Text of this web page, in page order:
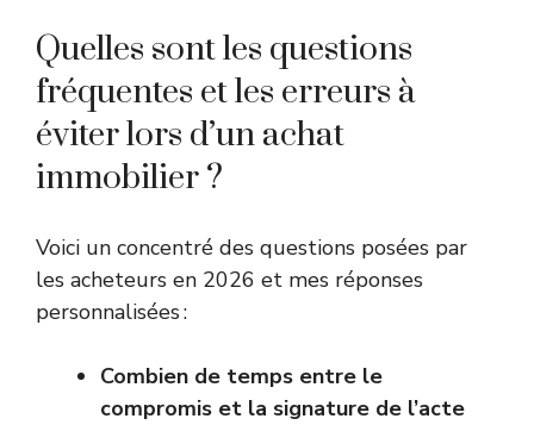
Quelles sont les questions
fréquentes et les erreurs à
éviter lors d’un achat
immobilier ?
Voici un concentré des questions posées par
les acheteurs en 2026 et mes réponses
personnalisées :
Combien de temps entre le
compromis et la signature de l’acte